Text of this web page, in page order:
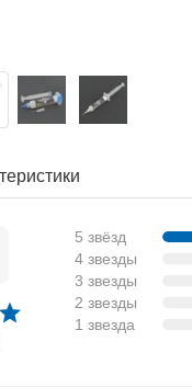
5 звёзд
4 звезды
3 звезды
2 звезды
1 звезда